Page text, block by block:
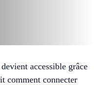
devient accessible grâce
comment connecter